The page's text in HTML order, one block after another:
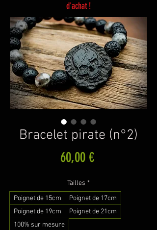
d'achat !
Bracelet pirate (n°2)
60,00 €Prix
Tailles *
Poignet de 15cm
Poignet de 17cm
Poignet de 19cm
Poignet de 21cm
100% sur mesure